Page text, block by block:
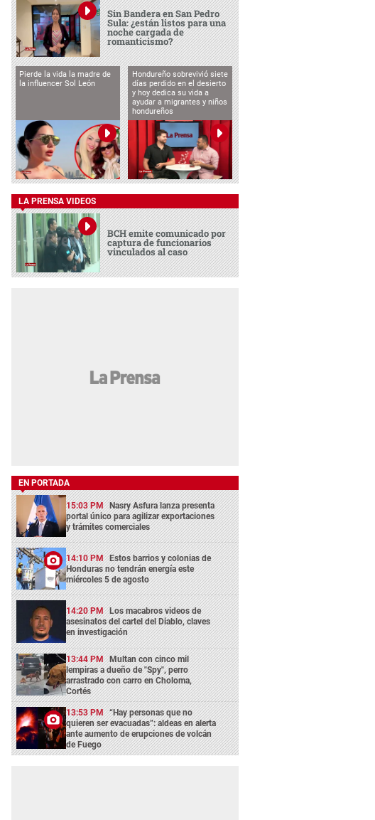
Sin Bandera en San Pedro
Sula: ¿están listos para una
noche cargada de
romanticismo?
Pierde la vida la madre de
la influencer Sol León
Hondureño sobrevivió siete
días perdido en el desierto
y hoy dedica su vida a
ayudar a migrantes y niños
hondureños
LA PRENSA VIDEOS
BCH emite comunicado por
captura de funcionarios
vinculados al caso
EN PORTADA
15:03 PM Nasry Asfura lanza presenta
portal único para agilizar exportaciones
y trámites comerciales
14:10 PM Estos barrios y colonias de
Honduras no tendrán energía este
miércoles 5 de agosto
14:20 PM Los macabros videos de
asesinatos del cartel del Diablo, claves
en investigación
13:44 PM Multan con cinco mil
lempiras a dueño de "Spy", perro
arrastrado con carro en Choloma,
Cortés
13:53 PM “Hay personas que no
quieren ser evacuadas”: aldeas en alerta
ante aumento de erupciones de volcán
de Fuego